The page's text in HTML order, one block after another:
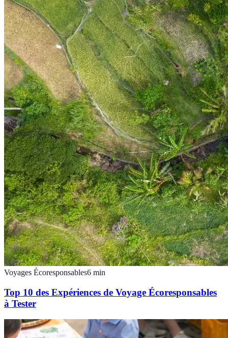
Voyages Écoresponsables6 min
Top 10 des Expériences de Voyage Écoresponsables
à Tester